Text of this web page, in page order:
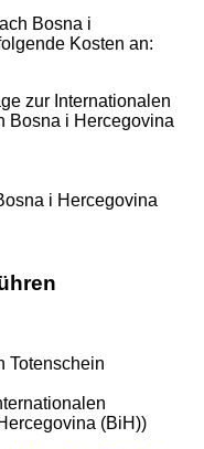
Bosna i
Kosten an:
zur Internationalen
Bosna i Hercegovina
i Hercegovina
Totenschein
(BiH))